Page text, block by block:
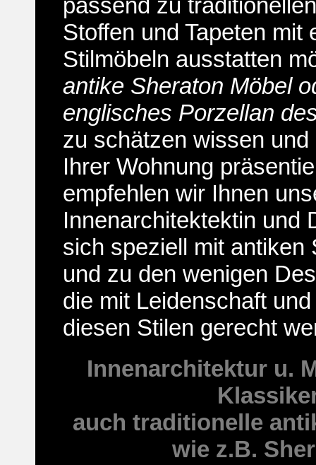
passend zu
Stoffen und Tapeten mit
Stilmöbeln ausstatten
antike Sheraton Möbel
englisches Porzellan
zu schätzen wissen und
Ihrer Wohnung
empfehlen wir Ihnen
Innenarchitektektin und
sich speziell mit antiken
und zu den wenigen
die mit Leidenschaft
diesen Stilen gerecht
Innenarchitektur u.
auch traditionelle
wie z.B.